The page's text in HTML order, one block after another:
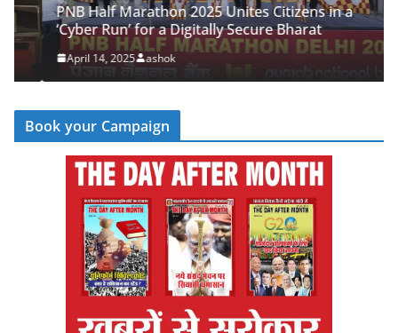
PNB Half Marathon 2025 Unites Citizens in a
‘Cyber Run’ for a Digitally Secure Bharat
April 14, 2025 ashok
Book your Campaign